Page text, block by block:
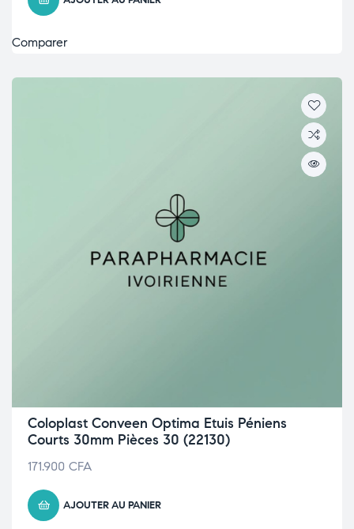
Comparer
Coloplast Conveen Optima Etuis Péniens
Courts 30mm Pièces 30 (22130)
171.900 CFA
AJOUTER AU PANIER